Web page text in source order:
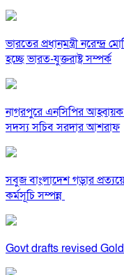
ভারতের প্রধানমন্ত্রী নরেন্দ্র
হচ্ছে ভারত-যুক্তরাষ্ট্র সম্পর্ক
নাগরপুরে এনসিপির
সদস্য সচিব সরদার আশরাফ
সবুজ বাংলাদেশ গড়ার
কর্মসূচি সম্পন্ন
Govt drafts revised